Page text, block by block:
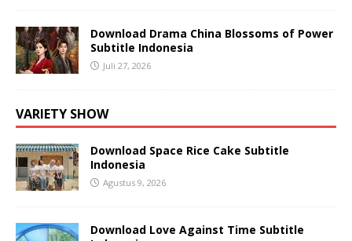
Download Drama China Blossoms of Power
Subtitle Indonesia
Juli 27, 2026
VARIETY SHOW
Download Space Rice Cake Subtitle
Indonesia
Agustus 9, 2026
Download Love Against Time Subtitle